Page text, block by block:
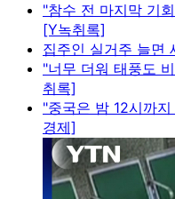
"참수 전 마지막 기
[Y녹취록]
집주인 실거주 늘면
"너무 더워 태풍도
취록]
"중국은 밤 12시까
경제]